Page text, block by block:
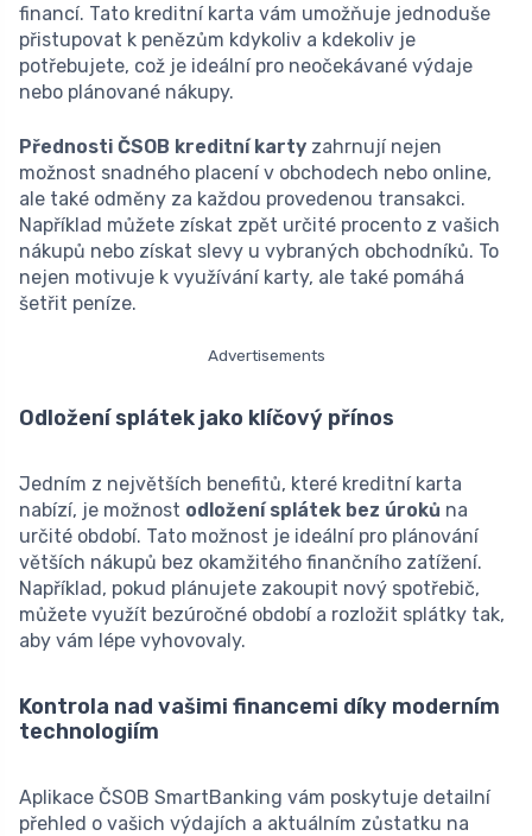
financí. Tato kreditní karta vám umožňuje jednoduše
přistupovat k penězům kdykoliv a kdekoliv je
potřebujete, což je ideální pro neočekávané výdaje
nebo plánované nákupy.
Přednosti ČSOB kreditní karty zahrnují nejen
možnost snadného placení v obchodech nebo online,
ale také odměny za každou provedenou transakci.
Například můžete získat zpět určité procento z vašich
nákupů nebo získat slevy u vybraných obchodníků. To
nejen motivuje k využívání karty, ale také pomáhá
šetřit peníze.
Advertisements
Odložení splátek jako klíčový přínos
Jedním z největších benefitů, které kreditní karta
nabízí, je možnost odložení splátek bez úroků na
určité období. Tato možnost je ideální pro plánování
větších nákupů bez okamžitého finančního zatížení.
Například, pokud plánujete zakoupit nový spotřebič,
můžete využít bezúročné období a rozložit splátky tak,
aby vám lépe vyhovovaly.
Kontrola nad vašimi financemi díky moderním
technologiím
Aplikace ČSOB SmartBanking vám poskytuje detailní
přehled o vašich výdajích a aktuálním zůstatku na